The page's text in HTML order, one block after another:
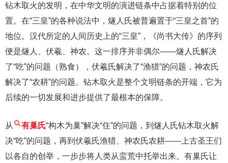
钻木取火的发明，在中华文明的演进链条中占据着特别的位
置。在“三皇”的各种说法中，燧人氏被普遍置于“三皇之首”的
地位。汉代所定的人间历史上的“三皇”，《尚书大传》的序列
便是燧人、伏羲、神农。这一排序并非偶尔——燧人氏解决
了“吃”的问题（熟食），伏羲氏解决了“渔猎”的问题，神农氏
解决了“农耕”的问题。钻木取火是整个文明链条的开端，它为
后续的一切发展和进步提供了最根本的保障。
从 有巢氏“构木为巢”解决“住”的问题，到燧人氏钻木取火解
决“吃”的问题，再到伏羲氏渔猎、神农氏农耕——上古圣王们
以各自的创举，一步步将人类从蛮荒中托举出来。有巢氏让